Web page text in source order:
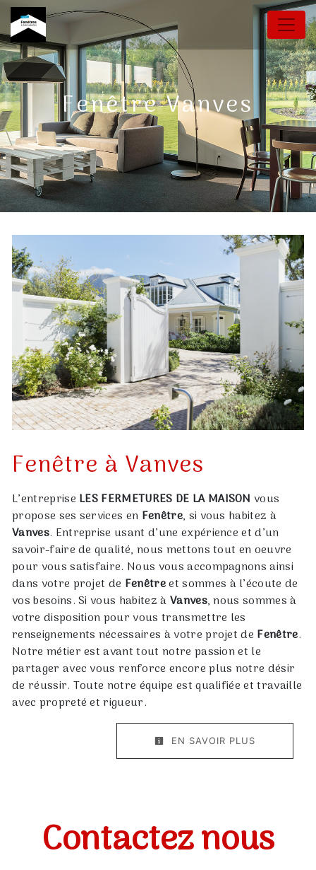
Panneau de gestion des cookies
Fenêtre Vanves
Fenêtre à Vanves
L’entrepriseLES FERMETURES DE LA MAISON vous
propose ses services en Fenêtre, si vous habitez à
Vanves. Entreprise usant d’une expérience et d’un
savoir-faire de qualité, nous mettons tout en oeuvre
pour vous satisfaire. Nous vous accompagnons ainsi
dans votre projet de Fenêtreet sommes à l’écoute de
vos besoins. Si vous habitez àVanves, nous sommes à
votre disposition pour vous transmettre les
renseignements nécessaires à votre projet deFenêtre.
Notre métier est avant tout notre passion et le
partager avec vous renforce encore plus notre désir
de réussir. Toute notre équipe est qualifiée et travaille
avec propreté et rigueur.
EN SAVOIR PLUS
Contactez nous